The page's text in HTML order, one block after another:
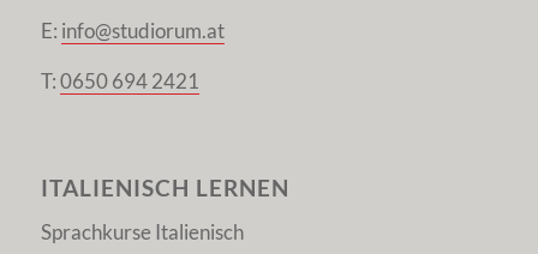
E: info@studiorum.at
T:0650 694 2421
ITALIENISCH LERNEN
Sprachkurse Italienisch